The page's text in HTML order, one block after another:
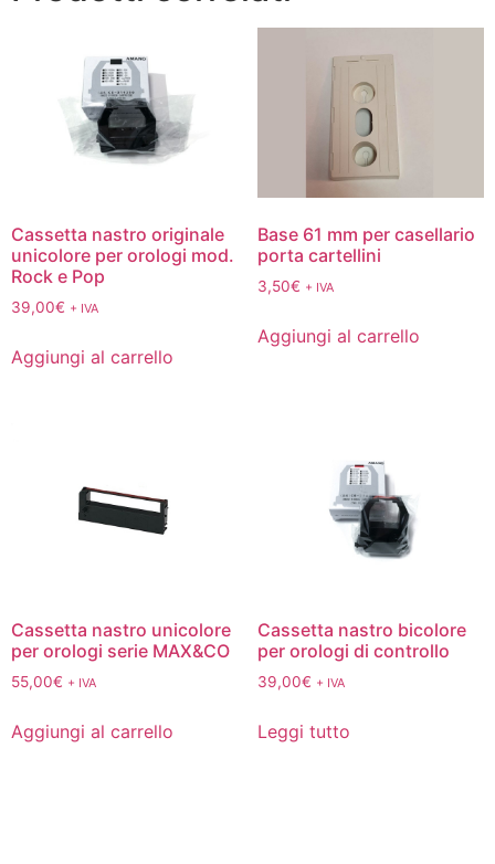
Cassetta nastro originale
unicolore per orologi mod.
Rock e Pop
39,00€ + IVA
Aggiungi al carrello
Base 61 mm per casellario
porta cartellini
3,50€ + IVA
Aggiungi al carrello
Cassetta nastro unicolore
per orologi serie MAX&CO
55,00€ + IVA
Aggiungi al carrello
Cassetta nastro bicolore
per orologi di controllo
39,00€ + IVA
Leggi tutto